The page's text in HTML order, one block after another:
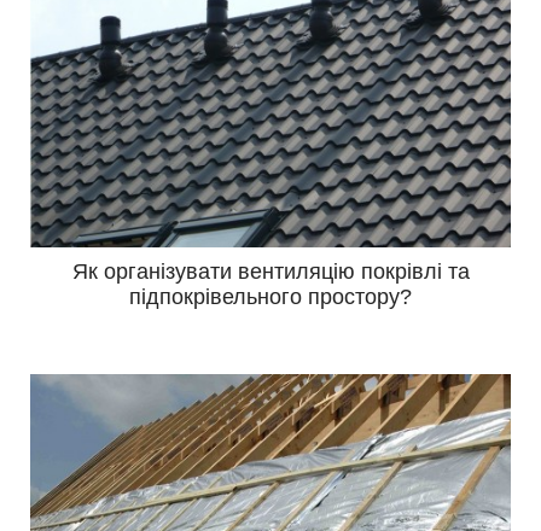
Як організувати вентиляцію покрівлі та
підпокрівельного простору?